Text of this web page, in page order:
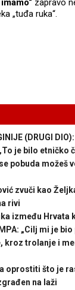
zapravo
„tuđa ruka“.
(DRUGI
„To je bilo
se pobuda
zvuči kao
rivi
između
„Cilj mi je
kroz trolanje i
oprostiti što je
na laži